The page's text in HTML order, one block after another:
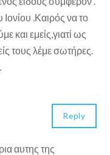
.Καιρός να το
και εμείς,γιατί ως
τους λέμε σωτήρες.
αυτης της
Reply